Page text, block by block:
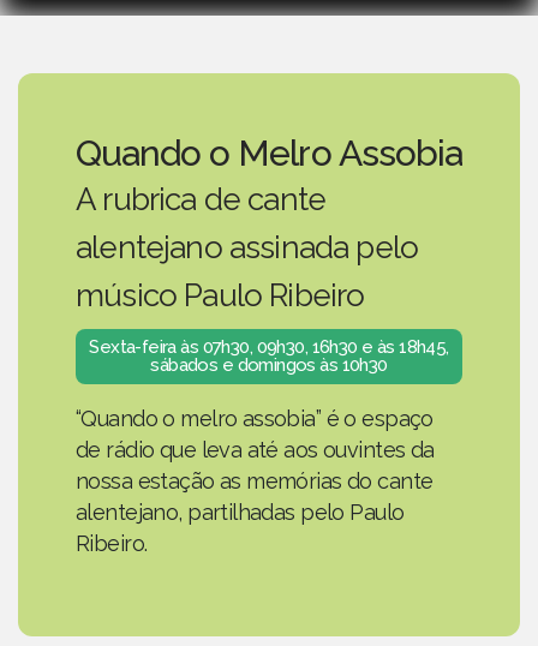
Quando o Melro Assobia
A rubrica de cante
alentejano assinada pelo
músico Paulo Ribeiro
Sexta-feira às 07h30, 09h30, 16h30 e às 18h45,
sábados e domingos às 10h30
“Quando o melro assobia” é o espaço
de rádio que leva até aos ouvintes da
nossa estação as memórias do cante
alentejano, partilhadas pelo Paulo
Ribeiro.